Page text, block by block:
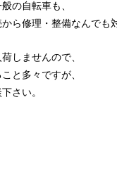
の自転車も、
ら修理・整備なんでも
しませんので、
と多々ですが、
さい。